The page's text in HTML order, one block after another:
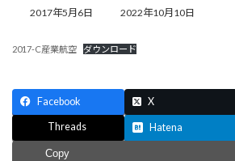
2017年5月6日
最
更
新
2022年10月10日
2017-C産業航空 ダウンロード
Facebook X
Threads Hatena
Copy